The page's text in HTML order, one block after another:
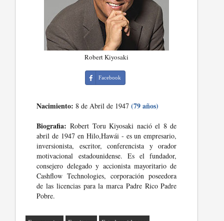
Robert Kiyosaki
Facebook
Nacimiento: 8 de Abril de 1947(79 años)
Biografia: Robert Toru Kiyosaki nació el 8 de
abril de 1947 en Hilo,Hawái - es un empresario,
inversionista, escritor, conferencista y orador
motivacional estadounidense. Es el fundador,
consejero delegado y accionista mayoritario de
Cashflow Technologies, corporación poseedora
de las licencias para la marca Padre Rico Padre
Pobre.